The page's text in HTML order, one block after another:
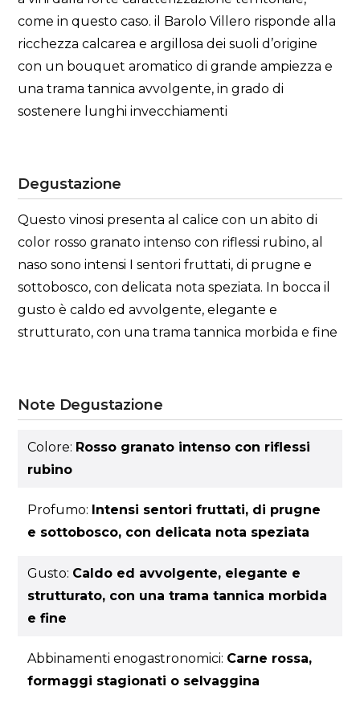
come in questo caso. il Barolo Villero risponde alla
ricchezza calcarea e argillosa dei suoli d’origine
con un bouquet aromatico di grande ampiezza e
una trama tannica avvolgente, in grado di
sostenere lunghi invecchiamenti
Degustazione
Questo vinosi presenta al calice con un abito di
color rosso granato intenso con riflessi rubino, al
naso sono intensi I sentori fruttati, di prugne e
sottobosco, con delicata nota speziata. In bocca il
gusto è caldo ed avvolgente, elegante e
strutturato, con una trama tannica morbida e fine
Note Degustazione
Colore: Rosso granato intenso con riflessi
rubino
Profumo: Intensi sentori fruttati, di prugne
e sottobosco, con delicata nota speziata
Gusto: Caldo ed avvolgente, elegante e
strutturato, con una trama tannica morbida
e fine
Abbinamenti enogastronomici: Carne rossa,
formaggi stagionati o selvaggina